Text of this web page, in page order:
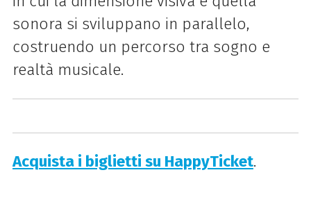
sonora si sviluppano in parallelo,
costruendo un percorso tra sogno e
realtà musicale.
Acquista i biglietti su HappyTicket.